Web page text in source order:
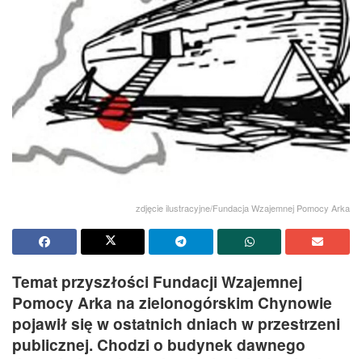
zdjęcie ilustracyjne/Fundacja Wzajemnej Pomocy Arka
Temat przyszłości Fundacji Wzajemnej
Pomocy Arka na zielonogórskim Chynowie
pojawił się w ostatnich dniach w przestrzeni
publicznej. Chodzi o budynek dawnego